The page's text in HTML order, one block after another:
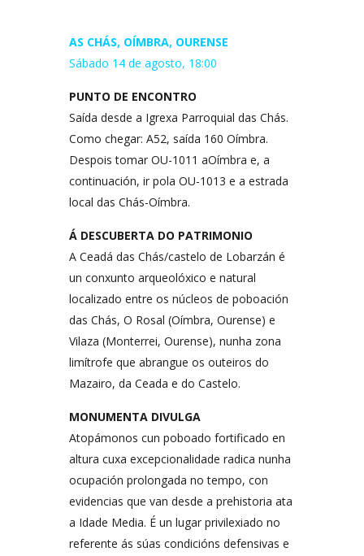
AS CHÁS, OÍMBRA, OURENSE
Sábado 14 de agosto, 18:00
PUNTO DE ENCONTRO
Saída desde a Igrexa Parroquial das Chás.
Como chegar: A52, saída 160 Oímbra.
Despois tomar OU-1011 aOímbra e, a
continuación, ir pola OU-1013 e a estrada
local das Chás-Oímbra.
Á DESCUBERTA DO PATRIMONIO
A Ceadá das Chás/castelo de Lobarzán é
un conxunto arqueolóxico e natural
localizado entre os núcleos de poboación
das Chás, O Rosal (Oímbra, Ourense) e
Vilaza (Monterrei, Ourense), nunha zona
limítrofe que abrangue os outeiros do
Mazairo, da Ceada e do Castelo.
MONUMENTA DIVULGA
Atopámonos cun poboado fortificado en
altura cuxa excepcionalidade radica nunha
ocupación prolongada no tempo, con
evidencias que van desde a prehistoria ata
a Idade Media. É un lugar privilexiado no
referente ás súas condicións defensivas e